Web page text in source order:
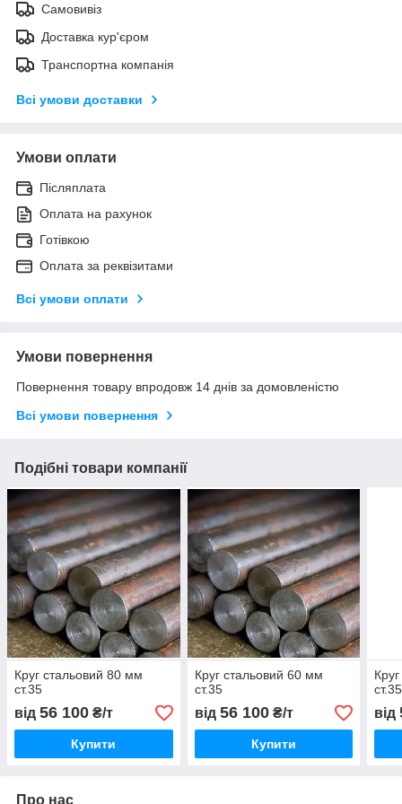
Самовивіз
Доставка кур'єром
Транспортна компанія
Всі умови доставки
Умови оплати
Післяплата
Оплата на рахунок
Готівкою
Оплата за реквізитами
Всі умови оплати
Умови повернення
Повернення товару впродовж 14 днів за домовленістю
Всі умови повернення
Подібні товари компанії
Круг стальовий 80 мм
ст.35
від 56 100 ₴/т
Купити
Круг стальовий 60 мм
ст.35
від 56 100₴/т
Купити
ст.35
від
Про нас